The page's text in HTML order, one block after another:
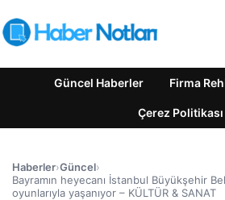
Güncel Haberler Firma
Çerez Politikası
Haberler›Güncel›
Bayramın heyecanı İstanbul Büyükşehir
oyunlarıyla yaşanıyor – KÜLTÜR & SANAT